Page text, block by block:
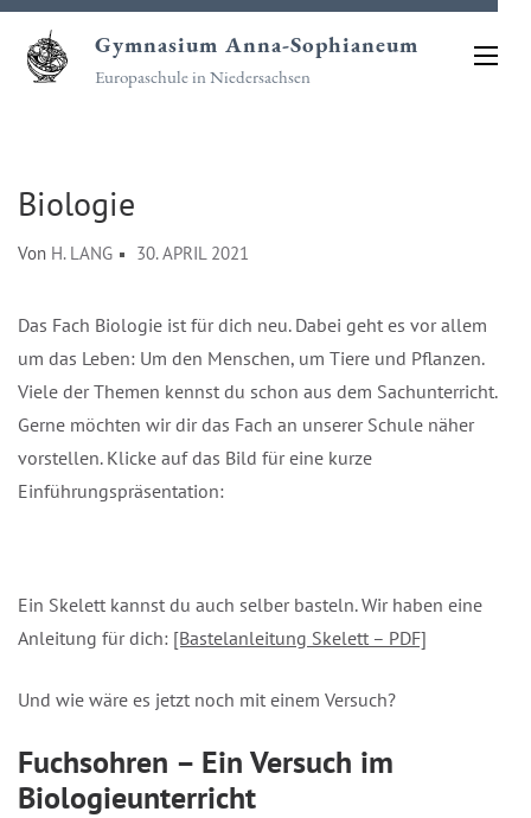
Zum
Inhalt
springen
Gymnasium Anna-Sophianeum
Europaschule in Niedersachsen
Biologie
Von H. LANG 30. APRIL 2021
Das Fach Biologie ist für dich neu. Dabei geht es vor allem
um das Leben: Um den Menschen, um Tiere und Pflanzen.
Viele der Themen kennst du schon aus dem Sachunterricht.
Gerne möchten wir dir das Fach an unserer Schule näher
vorstellen. Klicke auf das Bild für eine kurze
Einführungspräsentation:
Ein Skelett kannst du auch selber basteln. Wir haben eine
Anleitung für dich: [Bastelanleitung Skelett – PDF]
Und wie wäre es jetzt noch mit einem Versuch?
Fuchsohren – Ein Versuch im
Biologieunterricht